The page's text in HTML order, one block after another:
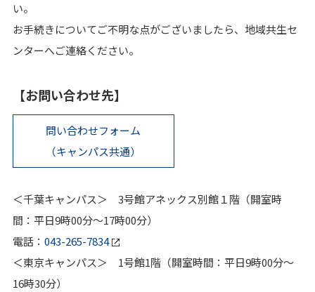
い。
お手続きについてご不明な点がございましたら、地域共生セ
ンターへご連絡ください。
【お問い合わせ先】
問い合わせフォーム
（キャンパス共通）
＜千葉キャンパス＞ 3号館アネックス別館１階（開室時
間：平日9時00分～17時00分）
電話： 043-265-7834
＜東京キャンパス＞ 1号館1階（開室時間：平日9時00分～
16時30分）